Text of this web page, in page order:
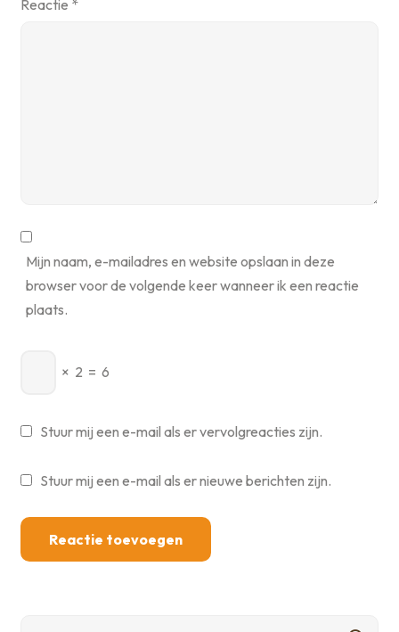
Reactie *
Mijn naam, e-mailadres en website opslaan in deze
browser voor de volgende keer wanneer ik een reactie
plaats.
× 2 = 6
Stuur mij een e-mail als er vervolgreacties zijn.
Stuur mij een e-mail als er nieuwe berichten zijn.